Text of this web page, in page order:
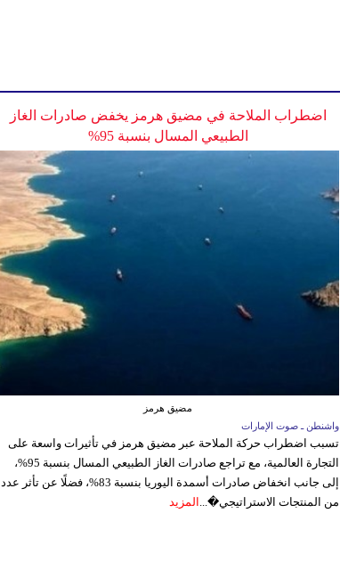
اضطراب الملاحة في مضيق هرمز يخفض صادرات الغاز
الطبيعي المسال بنسبة 95%
مضيق هرمز
واشنطن ـ صوت الإمارات
تسبب اضطراب حركة الملاحة عبر مضيق هرمز في تأثيرات واسعة على
التجارة العالمية، مع تراجع صادرات الغاز الطبيعي المسال بنسبة 95%،
إلى جانب انخفاض صادرات أسمدة اليوريا بنسبة 83%، فضلًا عن تأثر عدد
من المنتجات الاستراتيجي�... المزيد